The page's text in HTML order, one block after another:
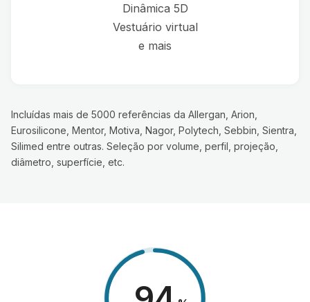
Dinâmica 5D
Vestuário virtual
e mais
Incluídas mais de 5000 referências da Allergan, Arion,
Eurosilicone, Mentor, Motiva, Nagor, Polytech, Sebbin, Sientra,
Silimed entre outras. Seleção por volume, perfil, projeção,
diâmetro, superfície, etc.